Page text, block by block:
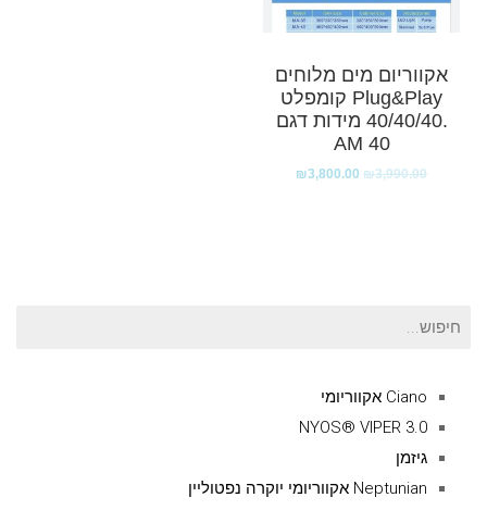
אקווריום מים מלוחים
Plug&Play קומפלט
.40/40/40 מידות דגם
AM 40
₪3,990.00
₪3,800.00
חיפוש
Ciano אקווריומי
NYOS® VIPER 3.0
גיזמן
Neptunian אקווריומי יוקרה נפטוליין